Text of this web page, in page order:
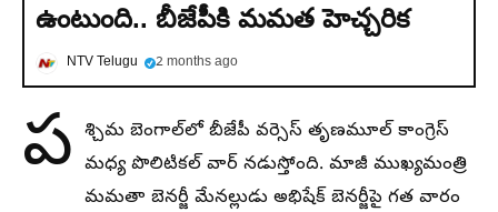
ఉంటుంది.. బీజేపీకి మమత హెచ్చరిక
NTV Telugu 2 months ago
ప శ్చిమ బెంగాల్‌లో బీజేపీ వర్సెస్ తృణమూల్ కాంగ్రెస్
మధ్య పొలిటికల్ వార్ నడుస్తోంది. మాజీ ముఖ్యమంత్రి
మమతా బెనర్జీ మేనల్లుడు అభిషేక్ బెనర్జీపై గత వారం